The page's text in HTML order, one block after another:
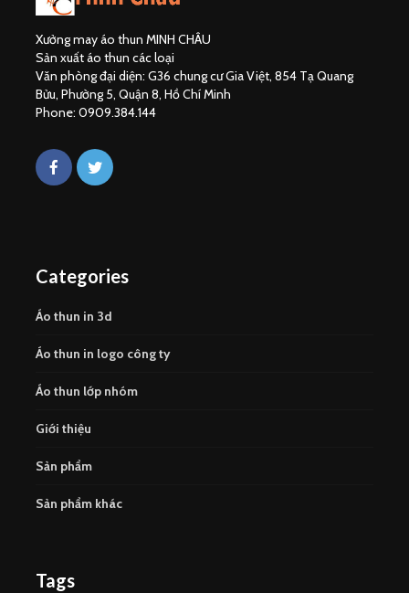
Xưởng may áo thun MINH CHÂU
Sản xuất áo thun các loại
Văn phòng đại diện: G36 chung cư Gia Việt, 854 Tạ Quang
Bửu, Phường 5, Quận 8, Hồ Chí Minh
Phone: 0909.384.144
Categories
Áo thun in 3d
Áo thun in logo công ty
Áo thun lớp nhóm
Giới thiệu
Sản phẩm
Sản phẩm khác
Tags